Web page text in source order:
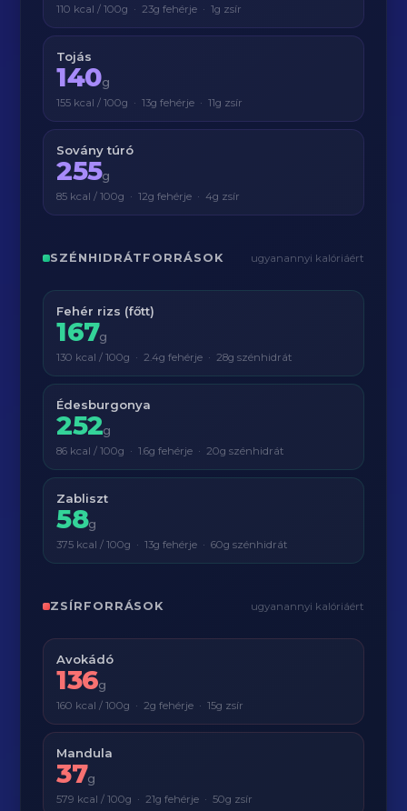
110 kcal / 100g · 23g fehérje · 1g zsír
Tojás
140g
155 kcal / 100g · 13g fehérje · 11g zsír
Sovány túró
255g
85 kcal / 100g · 12g fehérje · 4g zsír
SZÉNHIDRÁTFORRÁSOK ugyanannyi kalóriáért
Fehér rizs (főtt)
167g
130 kcal / 100g · 2.4g fehérje · 28g szénhidrát
Édesburgonya
252g
86 kcal / 100g · 1.6g fehérje · 20g szénhidrát
Zabliszt
58g
375 kcal / 100g · 13g fehérje · 60g szénhidrát
ZSÍRFORRÁSOK ugyanannyi kalóriáért
Avokádó
136g
160 kcal / 100g · 2g fehérje · 15g zsír
Mandula
37g
579 kcal / 100g · 21g fehérje · 50g zsír